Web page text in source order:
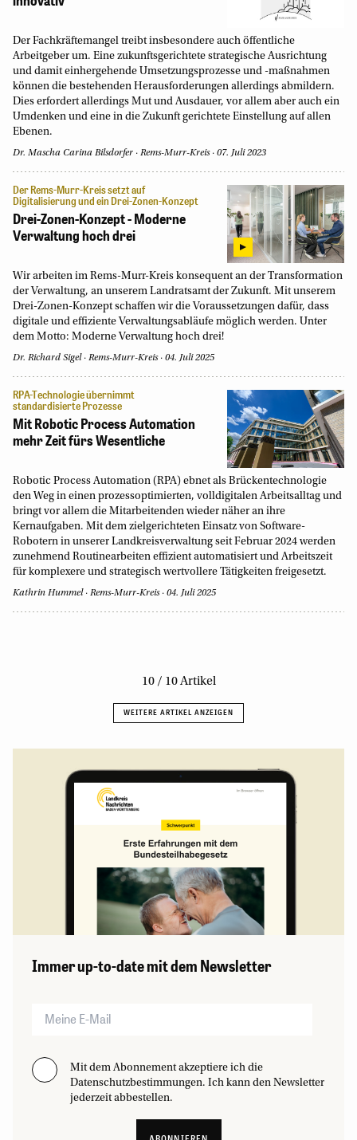
Der Fachkräftemangel treibt insbesondere auch öffentliche
Arbeitgeber um. Eine zukunftsgerichtete strategische Ausrichtung
und damit einhergehende Umsetzungsprozesse und -maßnahmen
können die bestehenden Herausforderungen allerdings abmildern.
Dies erfordert allerdings Mut und Ausdauer, vor allem aber auch ein
Umdenken und eine in die Zukunft gerichtete Einstellung auf allen
Ebenen.
Dr. Mascha Carina Bilsdorfer Rems-Murr-Kreis 07. Juli 2023
Der Rems-Murr-Kreis setzt auf
Digitalisierung und ein Drei-Zonen-Konzept
Drei-Zonen-Konzept - Moderne
Verwaltung hoch drei
Wir arbeiten im Rems-Murr-Kreis konsequent an der Transformation
der Verwaltung, an unserem Landratsamt der Zukunft. Mit unserem
Drei-Zonen-Konzept schaffen wir die Voraussetzungen dafür, dass
digitale und effiziente Verwaltungsabläufe möglich werden. Unter
dem Motto: Moderne Verwaltung hoch drei!
Dr. Richard Sigel Rems-Murr-Kreis 04. Juli 2025
RPA-Technologie übernimmt
standardisierte Prozesse
Mit Robotic Process Automation
mehr Zeit fürs Wesentliche
Robotic Process Automation (RPA) ebnet als Brückentechnologie
den Weg in einen prozessoptimierten, volldigitalen Arbeitsalltag und
bringt vor allem die Mitarbeitenden wieder näher an ihre
Kernaufgaben. Mit dem zielgerichteten Einsatz von Software-
Robotern in unserer Landkreisverwaltung seit Februar 2024 werden
zunehmend Routinearbeiten effizient automatisiert und Arbeitszeit
für komplexere und strategisch wertvollere Tätigkeiten freigesetzt.
Kathrin Hummel Rems-Murr-Kreis 04. Juli 2025
Immer up-to-date mit dem Newsletter
Mit dem Abonnement akzeptiere ich die
Datenschutzbestimmungen. Ich kann den Newsletter
jederzeit abbestellen.